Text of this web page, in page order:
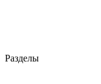
Разделы